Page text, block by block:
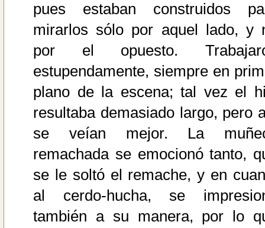
pues estaban construidos
mirarlos sólo por aquel lado, y
por el opuesto.
estupendamente, siempre en
plano de la escena; tal vez el
resultaba demasiado largo, pero
se veían mejor. La
remachada se emocionó tanto,
se le soltó el remache, y en
al cerdo-hucha, se
también a su manera, por lo